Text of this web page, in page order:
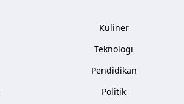
Kuliner
Teknologi
Pendidikan
Politik